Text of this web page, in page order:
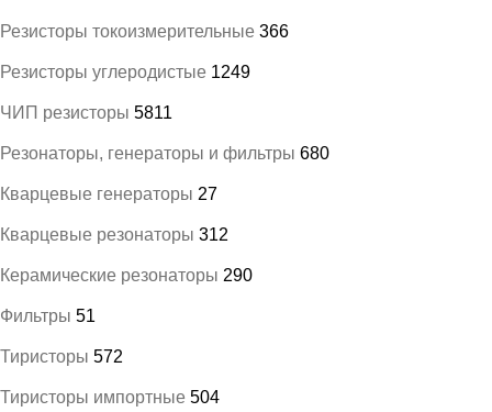
Резисторы токоизмерительные 366
Резисторы углеродистые 1249
ЧИП резисторы 5811
Резонаторы, генераторы и фильтры 680
Кварцевые генераторы 27
Кварцевые резонаторы 312
Керамические резонаторы 290
Фильтры 51
Тиристоры 572
Тиристоры импортные 504